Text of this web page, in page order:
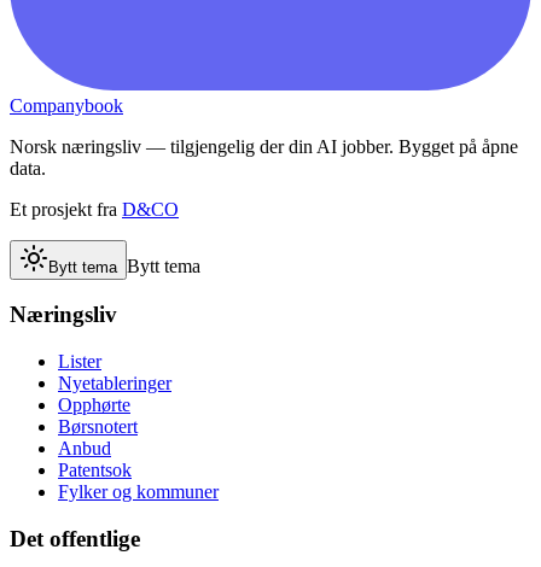
Companybook
Norsk næringsliv — tilgjengelig der din AI jobber. Bygget på åpne
data.
Et prosjekt fra D&CO
Bytt tema Bytt tema
Næringsliv
Lister
Nyetableringer
Opphørte
Børsnotert
Anbud
Patentsok
Fylker og kommuner
Det offentlige